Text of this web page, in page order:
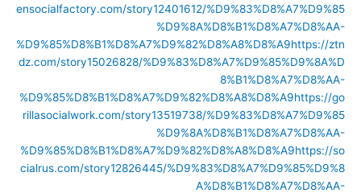
ensocialfactory.com/story12401612/%D9%83%D8%A7%D9%85
%D9%8A%D8%B1%D8%A7%D8%AA-
%D9%85%D8%B1%D8%A7%D9%82%D8%A8%D8%A9https://ztn
dz.com/story15026828/%D9%83%D8%A7%D9%85%D9%8A%D
8%B1%D8%A7%D8%AA-
%D9%85%D8%B1%D8%A7%D9%82%D8%A8%D8%A9https://go
rillasocialwork.com/story13519738/%D9%83%D8%A7%D9%85
%D9%8A%D8%B1%D8%A7%D8%AA-
%D9%85%D8%B1%D8%A7%D9%82%D8%A8%D8%A9https://so
cialrus.com/story12826445/%D9%83%D8%A7%D9%85%D9%8
A%D8%B1%D8%A7%D8%AA-